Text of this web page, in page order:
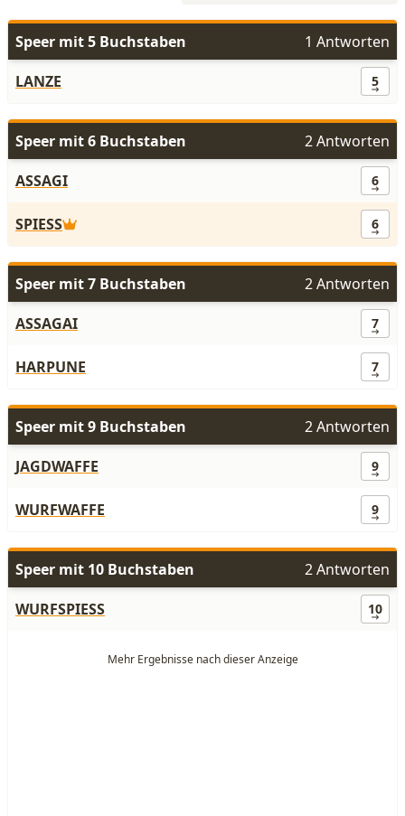
Speer mit 5 Buchstaben
1 Antworten
LANZE
5
Speer mit 6 Buchstaben
2 Antworten
ASSAGI
6
SPIESS 6
Speer mit 7 Buchstaben
2 Antworten
ASSAGAI
7
HARPUNE 7
Speer mit 9 Buchstaben
2 Antworten
JAGDWAFFE
9
WURFWAFFE 9
Speer mit 10 Buchstaben
2 Antworten
WURFSPIESS
10